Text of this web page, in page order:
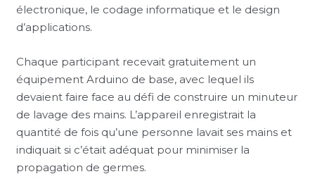
électronique, le codage informatique et le design
d’applications.
Chaque participant recevait gratuitement un
équipement Arduino de base, avec lequel ils
devaient faire face au défi de construire un minuteur
de lavage des mains. L’appareil enregistrait la
quantité de fois qu’une personne lavait ses mains et
indiquait si c’était adéquat pour minimiser la
propagation de germes.